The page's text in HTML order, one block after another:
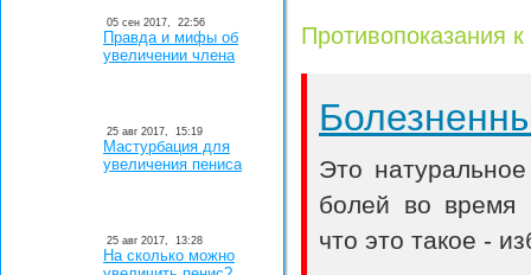
Противопоказания
Это
болей во время
что это такое -
05 сен 2017, 22:56
Правда и мифы об
увеличении члена
25 авг 2017, 15:19
Мастурбация для
увеличения пениса
25 авг 2017, 13:28
На сколько можно